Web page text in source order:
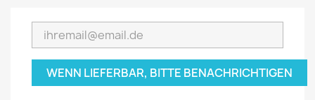
WENN LIEFERBAR, BITTE BENACHRICHTIGEN